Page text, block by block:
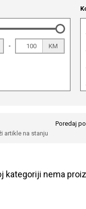
- KM
Poredaj
artikle na stanju
kategoriji nema